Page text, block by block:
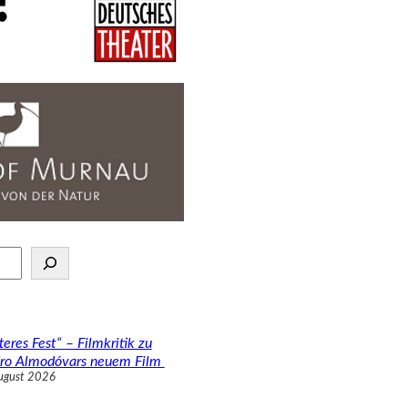
Fest“ – Filmkritik zu
Almodóvars neuem Film
2026